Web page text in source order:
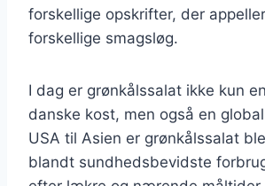
forskellige opskrifter, der
forskellige smagsløg.
I dag er grønkålssalat ikke kun
danske kost, men også en
USA til Asien er grønkålssalat
blandt sundhedsbevidste